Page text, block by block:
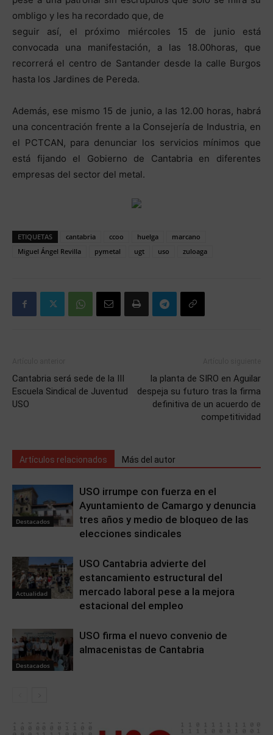
ombligo y les ha recordado que, de
seguir así, el próximo miércoles 15 de junio está
convocada una manifestación, a las 18.00horas, que
recorrerá el centro de Santander desde la calle Burgos
hasta los Jardines de Pereda.
Además, ese mismo 15 de junio, a las 12.00 horas, habrá
una concentración frente a la Consejería de Industria, en
el PCTCAN, para denunciar los servicios mínimos que
está fijando el Gobierno de Cantabria en diferentes
empresas del sector del metal.
ETIQUETAS cantabria ccoo huelga
marcano
Miguel Ángel Revilla
pymetal ugt uso zuloaga
Cantabria será sede de la III
Escuela Sindical de Juventud
USO
la planta de SIRO en Aguilar
despeja su futuro tras la firma
definitiva de un acuerdo de
competitividad
Artículos relacionados Más del autor
Destacados
USO irrumpe con fuerza en el
Ayuntamiento de Camargo y denuncia
tres años y medio de bloqueo de las
elecciones sindicales
Actualidad
USO Cantabria advierte del
estancamiento estructural del
mercado laboral pese a la mejora
estacional del empleo
Destacados
USO firma el nuevo convenio de
almacenistas de Cantabria